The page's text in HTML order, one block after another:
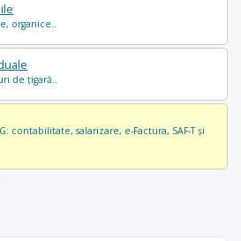
organice..
de țigară..
contabilitate, salarizare, e-Factura, SAF-T și